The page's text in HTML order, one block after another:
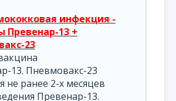
инфекция -
Превенар-13 +
23
13. Пневмовакс-23
не ранее 2-х месяцев
Превенар-13.